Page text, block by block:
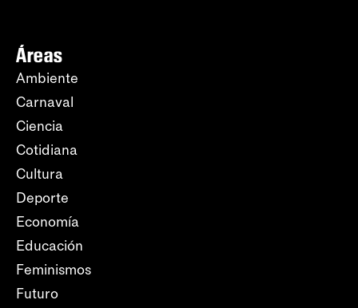
Áreas
Ambiente
Carnaval
Ciencia
Cotidiana
Cultura
Deporte
Economía
Educación
Feminismos
Futuro